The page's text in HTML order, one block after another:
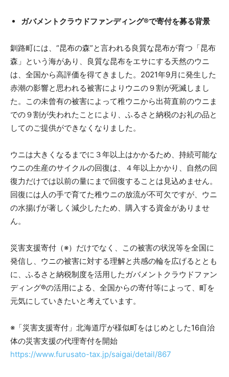
ガバメントクラウドファンディング®で寄付を募る背景
釧路町には、“昆布の森”と言われる良質な昆布が育つ「昆布
森」という海があり、良質な昆布をエサにする天然のウニ
は、全国から高評価を得てきました。2021年9月に発生した
赤潮の影響と思われる被害によりウニの９割が死滅しまし
た。この未曾有の被害によって稚ウニから出荷直前のウニま
での９割が失われたことにより、ふるさと納税のお礼の品と
してのご提供ができなくなりました。
ウニは大きくなるまでに３年以上はかかるため、持続可能な
ウニの生産のサイクルの回復は、４年以上かかり、自然の回
復力だけでは以前の量にまで回復することは見込めません。
回復には人の手で育てた稚ウニの放流が不可欠ですが、ウニ
の水揚げが著しく減少したため、購入する資金がありませ
ん。
災害支援寄付（※）だけでなく、この被害の状況等を全国に
発信し、ウニの被害に対する理解と共感の輪を広げるととも
に、ふるさと納税制度を活用したガバメントクラウドファン
ディング®の活用による、全国からの寄付等によって、町を
元気にしていきたいと考えています。
※「災害支援寄付」北海道庁が様似町をはじめとした16自治
体の災害支援の代理寄付を開始
https://www.furusato-tax.jp/saigai/detail/867